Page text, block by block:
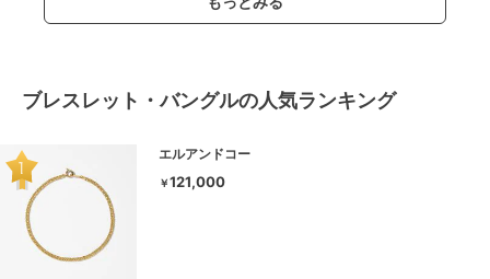
ブレスレット・バングルの人気ランキング
エルアンドコー
￥121,000